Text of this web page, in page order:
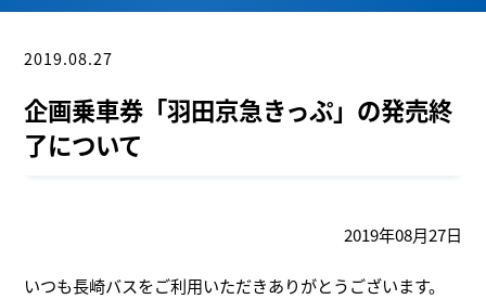
2019.08.27
企画乗車券「羽田京急きっぷ」の発売終
了について
2019年08月27日
いつも長崎バスをご利用いただきありがとうございます。